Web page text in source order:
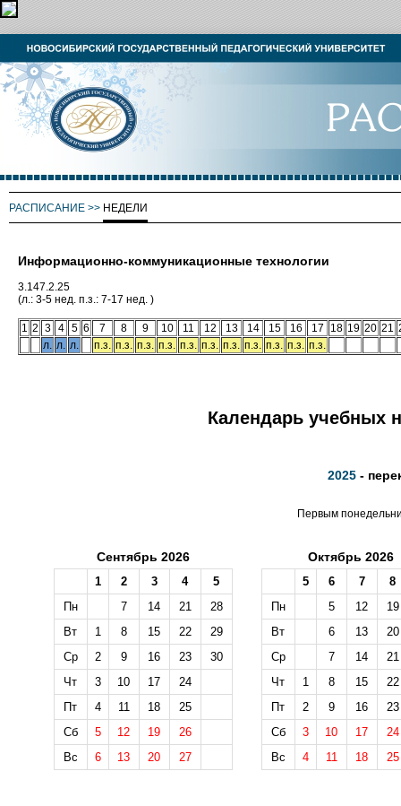
РАСПИСАНИЕ >> НЕДЕЛИ
Информационно-коммуникационные технологии
3.147.2.25
(л.: 3-5 нед. п.з.: 7-17 нед. )
1 2 3 4 5 6 7 8 9 10 11 12 13 14 15 16 17 18 19 20 21
л. л. л. п.з. п.з. п.з. п.з. п.з. п.з. п.з. п.з. п.з. п.з. п.з.
Календарь учебных
2025 -
Первым
Сентябрь 2026
1 2 3 4
5
Пн
7 14 21
28
Вт
1 8 15 22
29
Ср
2 9 16 23
30
Чт
3 10 17
24
Пт
4 11 18
25
Сб
5 12 19
26
Вс
6 13 20 27
Октябрь 2026
5 6 7
8
Пн
5 12
19
Вт
6 13
20
Ср
7 14
21
Чт
1 8 15
22
Пт
2 9 16
23
Сб
3 10 17
24
Вс
4 11 18 25